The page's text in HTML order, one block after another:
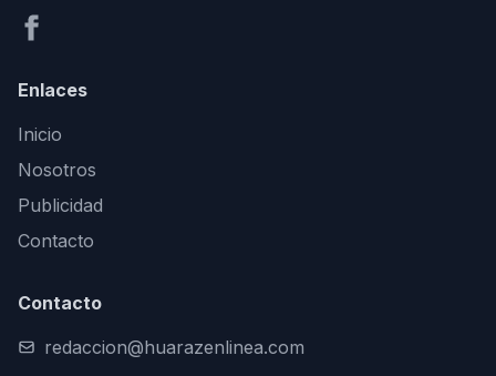
Enlaces
Inicio
Nosotros
Publicidad
Contacto
Contacto
redaccion@huarazenlinea.com